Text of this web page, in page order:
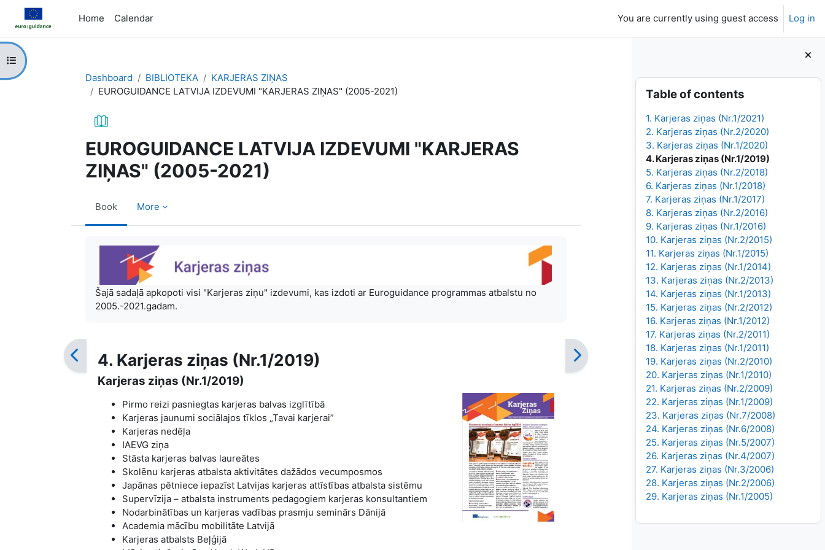
Skip to main content
Home
Calendar You are currently using guest access Log in
Blocks
Skip Table of contents
Table of contents
1. Karjeras ziņas (Nr.1/2021)
2. Karjeras ziņas (Nr.2/2020)
3. Karjeras ziņas (Nr.1/2020)
4. Karjeras ziņas (Nr.1/2019)
5. Karjeras ziņas (Nr.2/2018)
6. Karjeras ziņas (Nr.1/2018)
7. Karjeras ziņas (Nr.1/2017)
8. Karjeras ziņas (Nr.2/2016)
9. Karjeras ziņas (Nr.1/2016)
10. Karjeras ziņas (Nr.2/2015)
11. Karjeras ziņas (Nr.1/2015)
12. Karjeras ziņas (Nr.1/2014)
13. Karjeras ziņas (Nr.2/2013)
14. Karjeras ziņas (Nr.1/2013)
15. Karjeras ziņas (Nr.2/2012)
16. Karjeras ziņas (Nr.1/2012)
17. Karjeras ziņas (Nr.2/2011)
18. Karjeras ziņas (Nr.1/2011)
19. Karjeras ziņas (Nr.2/2010)
20. Karjeras ziņas (Nr.1/2010)
21. Karjeras ziņas (Nr.2/2009)
22. Karjeras ziņas (Nr.1/2009)
23. Karjeras ziņas (Nr.7/2008)
24. Karjeras ziņas (Nr.6/2008)
25. Karjeras ziņas (Nr.5/2007)
26. Karjeras ziņas (Nr.4/2007)
27. Karjeras ziņas (Nr.3/2006)
28. Karjeras ziņas (Nr.2/2006)
29. Karjeras ziņas (Nr.1/2005)
Open course index
Dashboard
BIBLIOTEKA
KARJERAS ZIŅAS
EUROGUIDANCE LATVIJA IZDEVUMI "KARJERAS ZIŅAS" (2005-2021)
EUROGUIDANCE LATVIJA IZDEVUMI "KARJERAS
ZIŅAS" (2005-2021)
Book More
Šajā sadaļā apkopoti visi "Karjeras ziņu" izdevumi, kas izdoti ar Euroguidance programmas atbalstu no
2005.-2021.gadam.
4. Karjeras ziņas (Nr.1/2019)
Karjeras ziņas (Nr.1/2019)
Pirmo reizi pasniegtas karjeras balvas izglītībā
Karjeras jaunumi sociālajos tīklos „Tavai karjerai”
Karjeras nedēļa
IAEVG ziņa
Stāsta karjeras balvas laureātes
Skolēnu karjeras atbalsta aktivitātes dažādos vecumposmos
Japānas pētniece iepazīst Latvijas karjeras attīstības atbalsta sistēmu
Supervīzija – atbalsta instruments pedagogiem karjeras konsultantiem
Nodarbinātības un karjeras vadības prasmju seminārs Dānijā
Academia mācību mobilitāte Latvijā
Karjeras atbalsts Beļģijā